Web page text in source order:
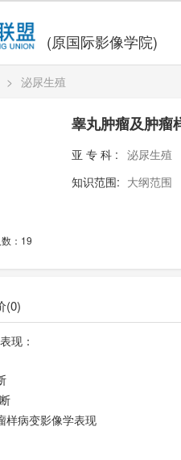
(原国际影像学院)
> 泌尿生殖
：19
睾丸肿瘤及肿瘤
亚专科:
泌尿生殖
知识范围: 大纲范围
(0)
现：
样病变影像学表现